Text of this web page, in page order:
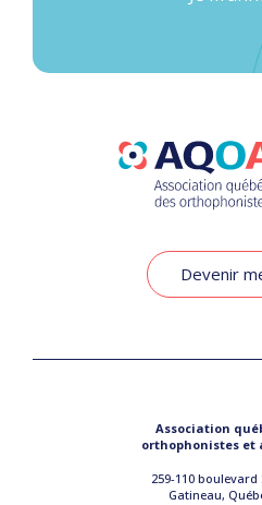
Devenir
Association
orthophonistes et
259-110 boulevard
Gatineau,